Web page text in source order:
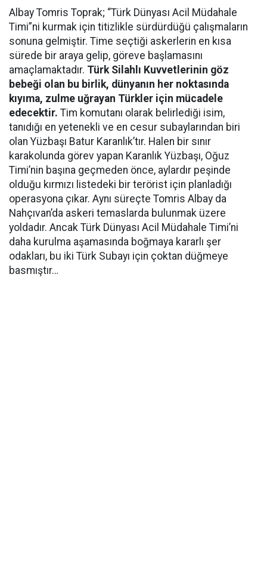
Albay Tomris Toprak; “Türk Dünyası Acil Müdahale
Timi”ni kurmak için titizlikle sürdürdüğü çalışmaların
sonuna gelmiştir. Time seçtiği askerlerin en kısa
sürede bir araya gelip, göreve başlamasını
amaçlamaktadır. Türk Silahlı Kuvvetlerinin göz
bebeği olan bu birlik, dünyanın her noktasında
kıyıma, zulme uğrayan Türkler için mücadele
edecektir. Tim komutanı olarak belirlediği isim,
tanıdığı en yetenekli ve en cesur subaylarından biri
olan Yüzbaşı Batur Karanlık’tır. Halen bir sınır
karakolunda görev yapan Karanlık Yüzbaşı, Oğuz
Timi’nin başına geçmeden önce, aylardır peşinde
olduğu kırmızı listedeki bir terörist için planladığı
operasyona çıkar. Aynı süreçte Tomris Albay da
Nahçıvan’da askeri temaslarda bulunmak üzere
yoldadır. Ancak Türk Dünyası Acil Müdahale Timi’ni
daha kurulma aşamasında boğmaya kararlı şer
odakları, bu iki Türk Subayı için çoktan düğmeye
basmıştır…